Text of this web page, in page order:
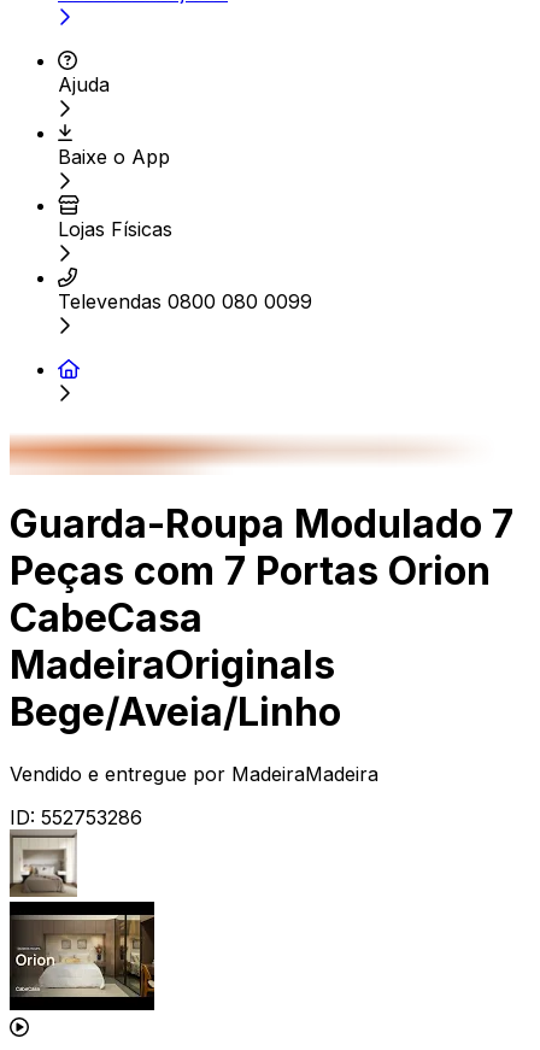
Ajuda
Baixe o App
Lojas Físicas
Televendas 0800 080 0099
Guarda-Roupa Modulado 7
Peças com 7 Portas Orion
CabeCasa
MadeiraOriginals
Bege/Aveia/Linho
Vendido e entregue por MadeiraMadeira
ID: 552753286